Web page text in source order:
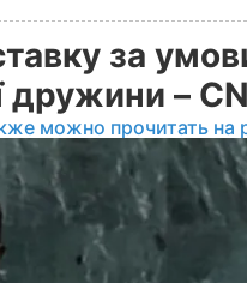
за
дружини –
можно прочитать на